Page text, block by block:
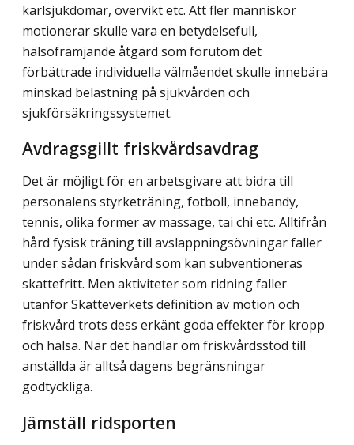
kärlsjukdomar, övervikt etc. Att fler människor
motionerar skulle vara en betydelsefull,
hälsofrämjande åtgärd som förutom det
förbättrade individuella välmåendet skulle innebära
minskad belastning på sjukvården och
sjukförsäkringssystemet.
Avdragsgillt friskvårdsavdrag
Det är möjligt för en arbetsgivare att bidra till
personalens styrketräning, fotboll, innebandy,
tennis, olika former av massage, tai chi etc. Alltifrån
hård fysisk träning till avslappningsövningar faller
under sådan friskvård som kan subventioneras
skattefritt. Men aktiviteter som ridning faller
utanför Skatteverkets definition av motion och
friskvård trots dess erkänt goda effekter för kropp
och hälsa. När det handlar om friskvårdsstöd till
anställda är alltså dagens begränsningar
godtyckliga.
Jämställ ridsporten